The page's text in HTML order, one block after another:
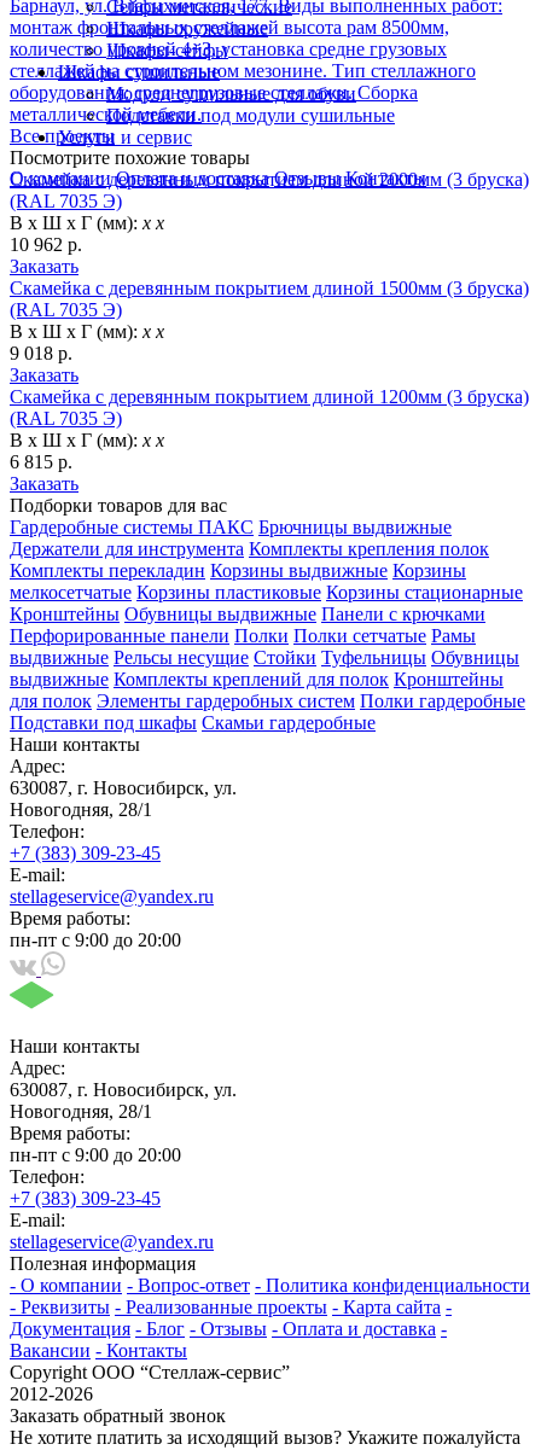
Сейфы металлические
Шкафы оружейные
Шкафы-сейфы
Шкафы сушильные
Модули сушильные для обуви
Подставки под модули сушильные
Услуги и сервис
О компании Оплата и доставка Отзывы Контакты
Барнаул, ул. Власихинская, 177. Виды выполненных работ:
монтаж фронтальных стеллажей высота рам 8500мм,
количество уровней 4+3, установка средне грузовых
стеллажей на строительном мезонине. Тип стеллажного
оборудования: среднегрузовые стеллажи. Сборка
металлической мебели.
Все проекты
Посмотрите похожие товары
Скамейка с деревянным покрытием длиной 2000мм (3 бруска)
(RAL 7035 Э)
В х Ш х Г (мм): х х
10 962 р.
Заказать
Скамейка с деревянным покрытием длиной 1500мм (3 бруска)
(RAL 7035 Э)
В х Ш х Г (мм): х х
9 018 р.
Заказать
Скамейка с деревянным покрытием длиной 1200мм (3 бруска)
(RAL 7035 Э)
В х Ш х Г (мм): х х
6 815 р.
Заказать
Подборки товаров для вас
Гардеробные системы ПАКС Брючницы выдвижные
Держатели для инструмента Комплекты крепления полок
Комплекты перекладин Корзины выдвижные Корзины
мелкосетчатые Корзины пластиковые Корзины стационарные
Кронштейны Обувницы выдвижные Панели с крючками
Перфорированные панели Полки Полки сетчатые Рамы
выдвижные Рельсы несущие Стойки Туфельницы Обувницы
выдвижные Комплекты креплений для полок Кронштейны
для полок Элементы гардеробных систем Полки гардеробные
Подставки под шкафы Скамьи гардеробные
Наши контакты
Адрес:
630087, г. Новосибирск, ул.
Новогодняя, 28/1
Телефон:
+7 (383) 309-23-45
E-mail:
stellageservice@yandex.ru
Время работы:
пн-пт с 9:00 до 20:00
Наши контакты
Адрес:
630087, г. Новосибирск, ул.
Новогодняя, 28/1
Время работы:
пн-пт с 9:00 до 20:00
Телефон:
+7 (383) 309-23-45
E-mail:
stellageservice@yandex.ru
Полезная информация
- О компании - Вопрос-ответ - Политика конфиденциальности
- Реквизиты - Реализованные проекты - Карта сайта -
Документация - Блог - Отзывы - Оплата и доставка -
Вакансии - Контакты
Copyright ООО “Стeллаж-сервис”
2012-2026
Заказать обратный звонок
Не хотите платить за исходящий вызов? Укажите пожалуйста